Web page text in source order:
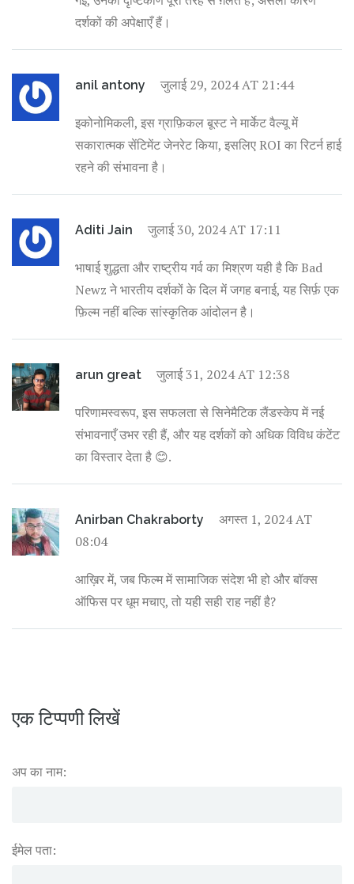
दर्शकों की अपेक्षाएँ हैं।
anil antony जुलाई 29, 2024 AT 21:44
इकोनोमिकली, इस ग्राफ़िकल बूस्ट ने मार्केट वैल्यू में
सकारात्मक सेंटिमेंट जेनरेट किया, इसलिए ROI का रिटर्न हाई
रहने की संभावना है।
Aditi Jain जुलाई 30, 2024 AT 17:11
भाषाई शुद्धता और राष्ट्रीय गर्व का मिश्रण यही है कि Bad
Newz ने भारतीय दर्शकों के दिल में जगह बनाई, यह सिर्फ़ एक
फ़िल्म नहीं बल्कि सांस्कृतिक आंदोलन है।
arun great जुलाई 31, 2024 AT 12:38
परिणामस्वरूप, इस सफलता से सिनेमैटिक लैंडस्केप में नई
संभावनाएँ उभर रही हैं, और यह दर्शकों को अधिक विविध कंटेंट
का विस्तार देता है 😊.
Anirban Chakraborty
अगस्त 1, 2024 AT
08:04
आख़िर में, जब फिल्म में सामाजिक संदेश भी हो और बॉक्स
ऑफिस पर धूम मचाए, तो यही सही राह नहीं है?
एक टिप्पणी लिखें
अप का नाम:
ईमेल पता: